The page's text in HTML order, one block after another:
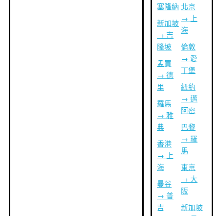
塞隆納
新加坡
→ 吉
隆坡
孟買
→ 德
里
羅馬
→ 雅
典
香港
→ 上
海
曼谷
→ 普
吉
北京
→ 上
海
倫敦
→ 愛
丁堡
紐約
→ 邁
阿密
巴黎
→ 羅
馬
東京
→ 大
阪
新加坡